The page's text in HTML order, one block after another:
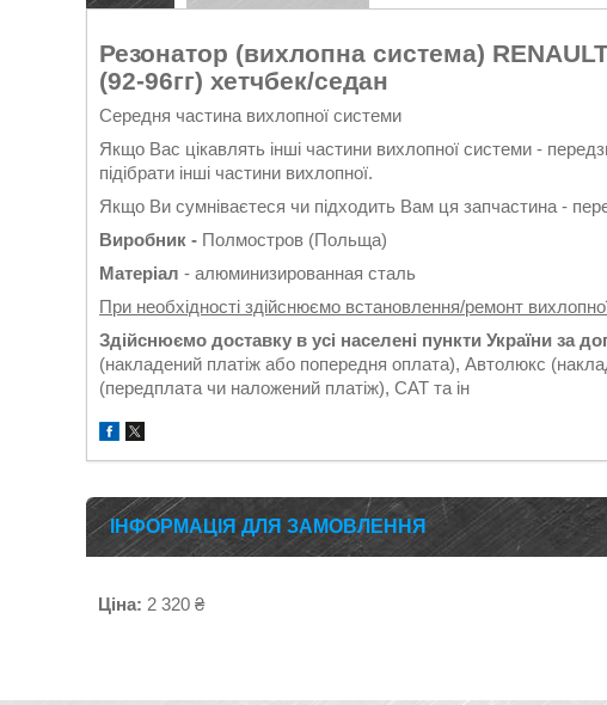
Резонатор (вихлопна система)
(92-96гг) хетчбек/седан
Середня частина вихлопної системи
Якщо Вас цікавлять інші частини вихлопної системи -
підібрати інші частини вихлопної.
Якщо Ви сумніваєтеся чи підходить Вам ця запчастина -
Виробник - Полмостров (Польща)
Матеріал - алюминизированная сталь
При необхідності здійснюємо встановлення/ремонт
Здійснюємо доставку в усі населені пункти України за
(накладений платіж або попередня оплата), Автолюкс
(передплата чи наложений платіж), САТ та ін
ІНФОРМАЦІЯ ДЛЯ ЗАМОВЛЕННЯ
Ціна: 2 320 ₴